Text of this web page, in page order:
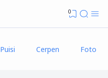
0
Puisi Cerpen Foto